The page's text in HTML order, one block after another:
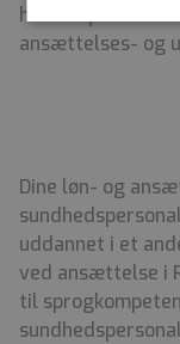
handicap eller
ansættelses- og
Dine løn- og
uddannet i et
ved ansættelse i
til